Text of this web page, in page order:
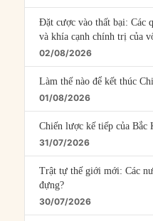
Đặt cược vào thất bại: Các
và khía cạnh chính trị của
02/08/2026
Làm thế nào để kết thúc
01/08/2026
Chiến lược kế tiếp của
31/07/2026
Trật tự thế giới mới: Các
đựng?
30/07/2026